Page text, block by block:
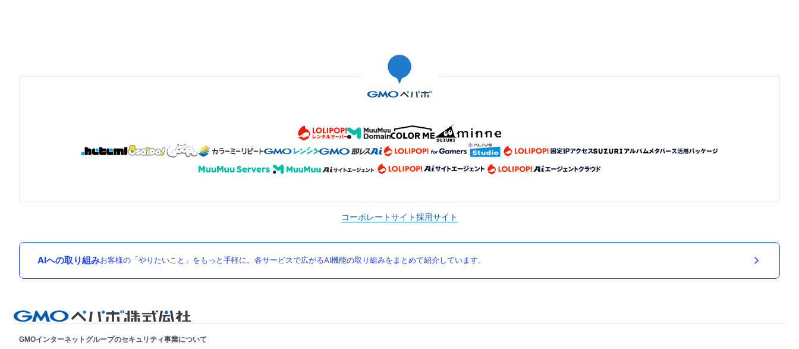
コーポレートサイト採用サイト
AIへの取り組みお客様の「やりたいこと」をもっと手軽に。各サービスで広がるAI機能の取り組みをまとめて紹介しています。
GMOインターネットグループのセキュリティ事業について